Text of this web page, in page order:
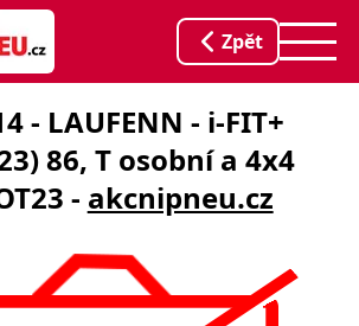
Zpět
- LAUFENN - i-FIT+
86, T osobní a 4x4
- akcnipneu.cz